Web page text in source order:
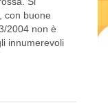
con buone
2004 non è
innumerevoli